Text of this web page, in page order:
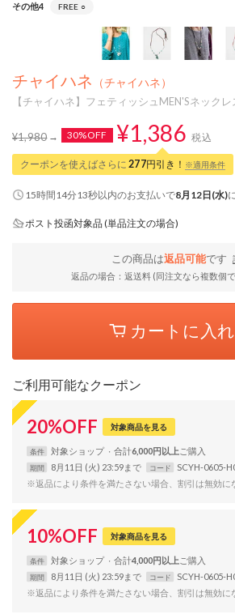
その他4 FREE ○
チャイハネ （チャイハネ）
【チャイハネ】フェティッシュMEN'Sネック
¥1,980 30%OFF ¥1,386 税込
クーポンを使えばさらに 277円引き！ ※適用条件
15時間14分13秒以内のお支払いで8月12日(水)
ポスト投函対象品 (単品注文の場合)
この商品は返品可能です
返品の場合：返送料 (同注文なら複数個
カートに入
ご利用可能なクーポン
20%OFF 対象商品を見る
条件 対象ショップ 合計6,000円以上
期間 8月11日 (火) 23:59まで コード
SCYH-0605-
※返品により条件を満たさない場合、割引は無効に
10%OFF 対象商品を見る
条件 対象ショップ 合計4,000円以上
期間 8月11日 (火) 23:59まで コード
SCYH-0605-
※返品により条件を満たさない場合、割引は無効に